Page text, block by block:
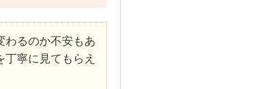
わるのか不安もあ
丁寧に見てもらえ